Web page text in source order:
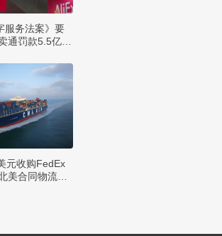
服务法案》要
通罚款5.5亿欧
元收购FedEx
美合同物流市